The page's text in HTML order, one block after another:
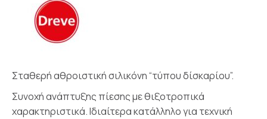
Σταθερή αθροιστική σιλικόνη “τύπου δίσκαρίου”.
Συνοχή ανάπτυξης πίεσης με θιξοτροπικά
χαρακτηριστικά. Ιδιαίτερα κατάλληλο για τεχνική